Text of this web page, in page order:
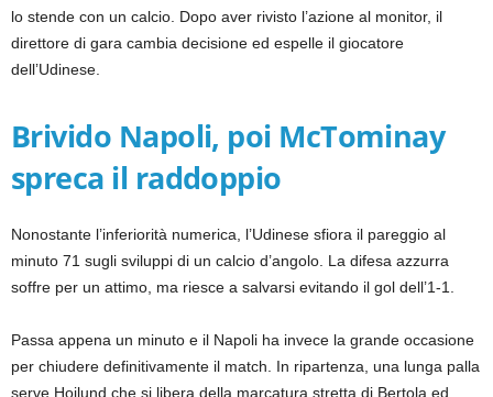
lo stende con un calcio. Dopo aver rivisto l’azione al monitor, il
direttore di gara cambia decisione ed espelle il giocatore
dell’Udinese.
Brivido Napoli, poi McTominay
spreca il raddoppio
Nonostante l’inferiorità numerica, l’Udinese sfiora il pareggio al
minuto 71 sugli sviluppi di un calcio d’angolo. La difesa azzurra
soffre per un attimo, ma riesce a salvarsi evitando il gol dell’1-1.
Passa appena un minuto e il Napoli ha invece la grande occasione
per chiudere definitivamente il match. In ripartenza, una lunga palla
serve Hojlund che si libera della marcatura stretta di Bertola ed